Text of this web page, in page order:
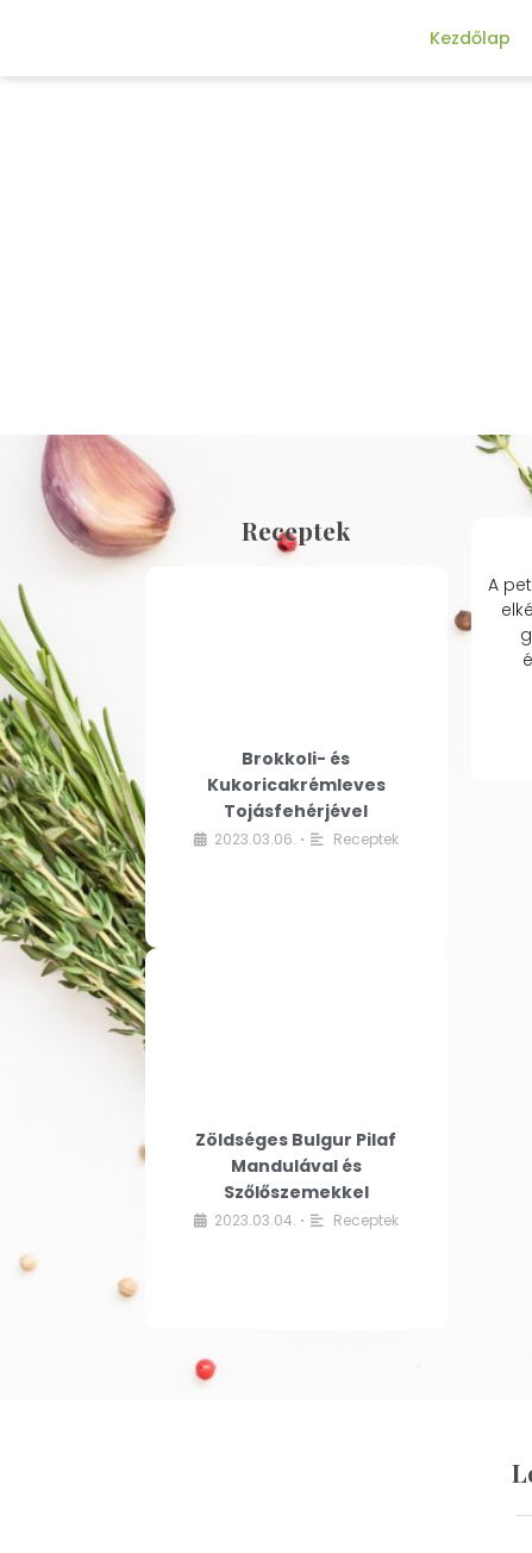
Kezdőlap
Receptek
Brokkoli- és
Kukoricakrémleves
Tojásfehérjével
2023.03.06. • Receptek
Zöldséges Bulgur Pilaf
Mandulával és
Szőlőszemekkel
2023.03.04. • Receptek
A